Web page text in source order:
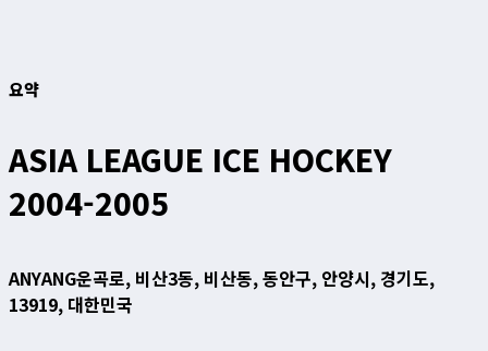
요약
ASIA LEAGUE ICE HOCKEY
2004-2005
ANYANG운곡로, 비산3동, 비산동, 동안구, 안양시, 경기도,
13919, 대한민국